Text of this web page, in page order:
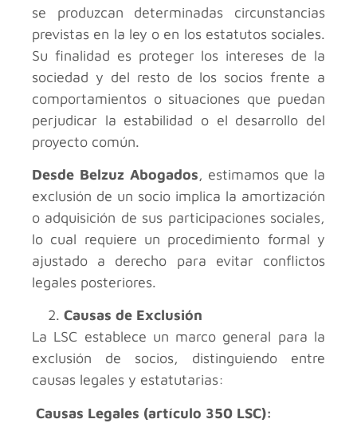
se produzcan determinadas circunstancias
previstas en la ley o en los estatutos sociales.
Su finalidad es proteger los intereses de la
sociedad y del resto de los socios frente a
comportamientos o situaciones que puedan
perjudicar la estabilidad o el desarrollo del
proyecto común.
Desde Belzuz Abogados, estimamos que la
exclusión de un socio implica la amortización
o adquisición de sus participaciones sociales,
lo cual requiere un procedimiento formal y
ajustado a derecho para evitar conflictos
legales posteriores.
Causas de Exclusión
La LSC establece un marco general para la
exclusión de socios, distinguiendo entre
causas legales y estatutarias:
Causas Legales (artículo 350 LSC):